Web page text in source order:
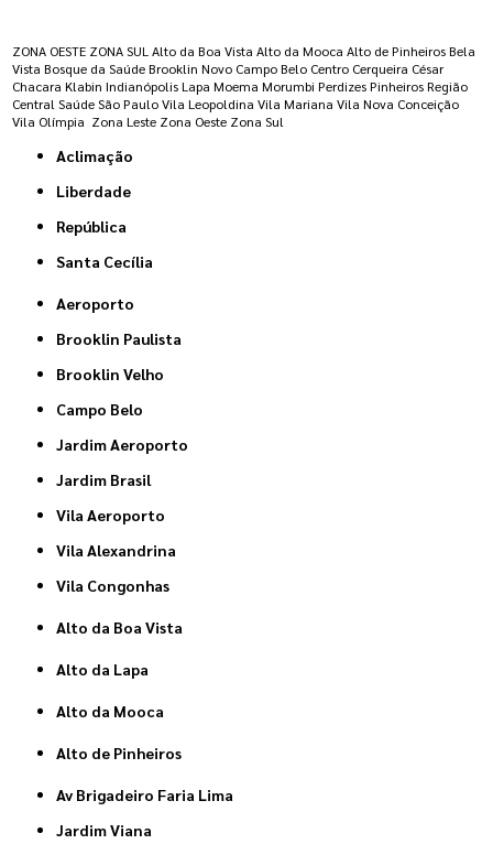
ZONA OESTE ZONA SUL Alto da Boa Vista Alto da Mooca Alto de Pinheiros Bela
Vista Bosque da Saúde Brooklin Novo Campo Belo Centro Cerqueira César
Chacara Klabin Indianópolis Lapa Moema Morumbi Perdizes Pinheiros Região
Central Saúde São Paulo Vila Leopoldina Vila Mariana Vila Nova Conceição
Vila Olímpia Zona Leste Zona Oeste Zona Sul
Aclimação
Liberdade
República
Santa Cecília
Aeroporto
Brooklin Paulista
Brooklin Velho
Campo Belo
Jardim Aeroporto
Jardim Brasil
Vila Aeroporto
Vila Alexandrina
Vila Congonhas
Alto da Boa Vista
Alto da Lapa
Alto da Mooca
Alto de Pinheiros
Av Brigadeiro Faria Lima
Jardim Viana